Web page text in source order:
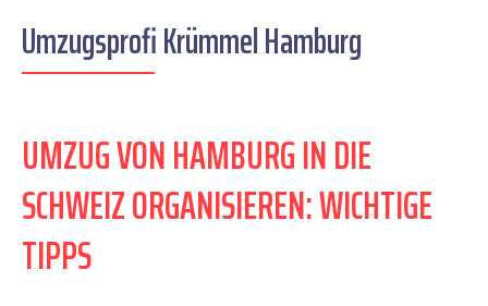
Umzugsprofi Krümmel Hamburg
UMZUG VON HAMBURG IN DIE
SCHWEIZ ORGANISIEREN: WICHTIGE
TIPPS